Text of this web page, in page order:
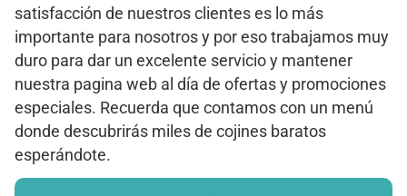
satisfacción de nuestros clientes es lo más
importante para nosotros y por eso trabajamos muy
duro para dar un excelente servicio y mantener
nuestra pagina web al día de ofertas y promociones
especiales. Recuerda que contamos con un menú
donde descubrirás miles de cojines baratos
esperándote.